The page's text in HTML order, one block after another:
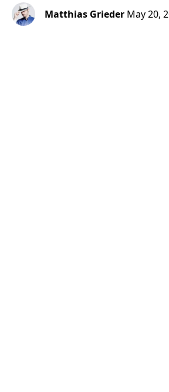
Matthias Grieder May 20,